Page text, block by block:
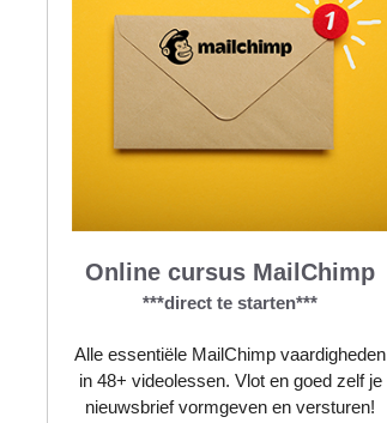
Online cursus MailChimp
***direct te starten***
Alle essentiële MailChimp vaardigheden
in 48+ videolessen. Vlot en goed zelf je
nieuwsbrief vormgeven en versturen!